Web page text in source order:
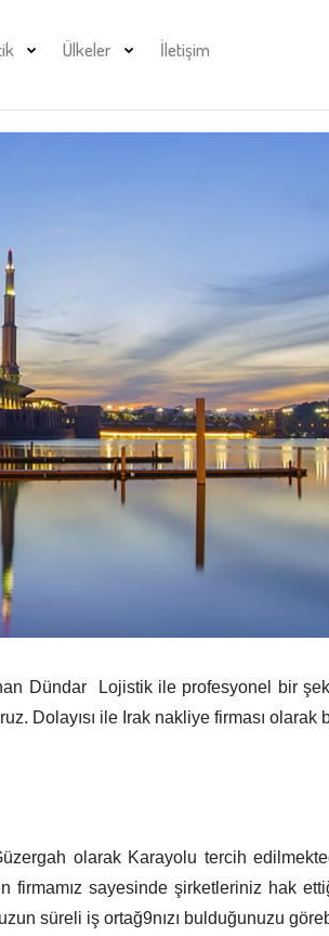
Ülkeler İletişim
Dündar Lojistik ile profesyonel bir
Dolayısı ile Irak nakliye firması olarak
olarak Karayolu tercih
sayesinde şirketleriniz hak
süreli iş ortağ9nızı bulduğunuzu